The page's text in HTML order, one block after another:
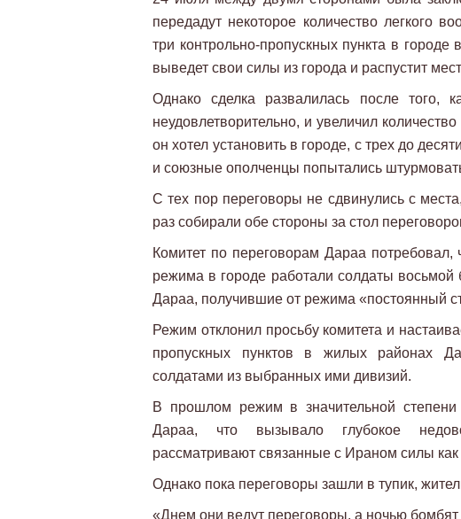
передадут некоторое количество легкого
три контрольно-пропускных пункта в
выведет свои силы из города и распустит
Однако сделка развалилась после того,
неудовлетворительно, и увеличил
он хотел установить в городе, с трех до
и союзные ополченцы попытались
С тех пор переговоры не сдвинулись с
раз собирали обе стороны за стол
Комитет по переговорам Дараа потребовал,
режима в городе работали солдаты восьмой
Дараа, получившие от режима «постоянный
Режим отклонил просьбу комитета и
пропускных пунктов в жилых районах
солдатами из выбранных ими дивизий.
В прошлом режим в значительной
Дараа, что вызывало глубокое
рассматривают связанные с Ираном силы
Однако пока переговоры зашли в тупик,
«Днем они ведут переговоры, а ночью бомбят